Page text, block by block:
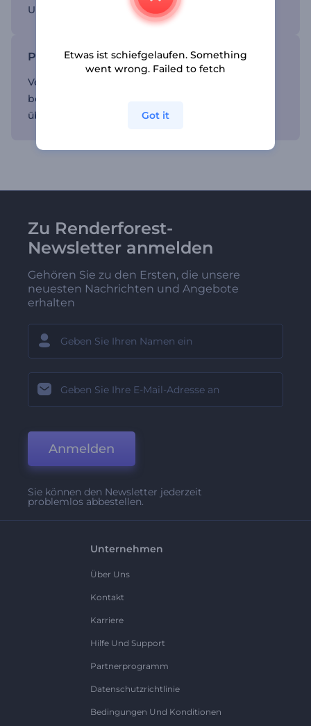
Unternehmens.
Professionell gestaltete Diashows
Verleihen Sie Ihren Präsentationen ein
besonderes Erscheinungsbild und ein
überzeugendes Design.
Zu Renderforest-
Newsletter anmelden
Gehören Sie zu den Ersten, die unsere
neuesten Nachrichten und Angebote
erhalten
Anmelden
Sie können den Newsletter jederzeit
problemlos abbestellen.
Unternehmen
Über Uns
Kontakt
Karriere
Hilfe Und Support
Partnerprogramm
Datenschutzrichtlinie
Bedingungen Und Konditionen
Etwas ist schiefgelaufen. Something
went wrong. Failed to fetch
Got it